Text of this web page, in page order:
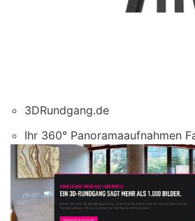
3DRundgang.de
Ihr 360° Panoramaaufnahmen